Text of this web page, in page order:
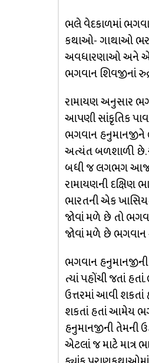
ભલે વેદકાળમાં
કથાઓ- ગાથાઓ
અવધારણાઓ અને એક
ભગવાન શિવજીનાં
રામાયણ અનુસાર
આપણી સાંકૃતિક
ભગવાન
અત્યંત બળશાળી છે.
બધી જ લગભગ
રામાયણની દક્ષિણ
ભારતની એક
જોવાં મળે છે તો
જોવાં મળે છે ભગવાન
ભગવાન
ત્યાં પહોંચી જતાં
ઉત્તરમાં આવી
શકતાં હતાં આમેય
હનુમાનજીની તેમની
એટલાં જ માટે માત્ર